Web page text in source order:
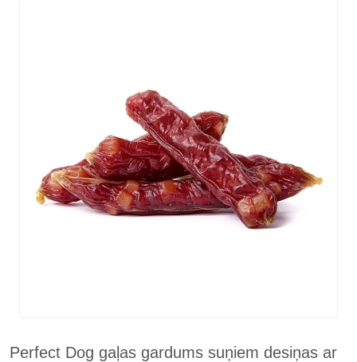
Perfect Dog gaļas gardums suņiem desiņas ar